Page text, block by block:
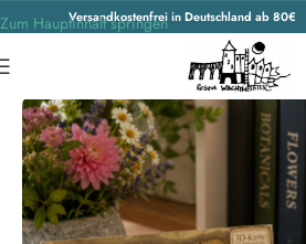
Versandkostenfrei in Deutschland ab 80€
Zum Hauptinhalt springen
Accessoires